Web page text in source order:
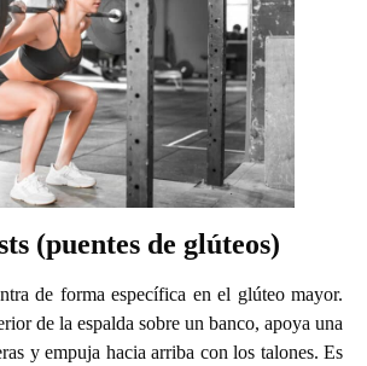
(puentes de glúteos)
de forma específica en el glúteo mayor.
de la espalda sobre un banco, apoya una
y empuja hacia arriba con los talones. Es